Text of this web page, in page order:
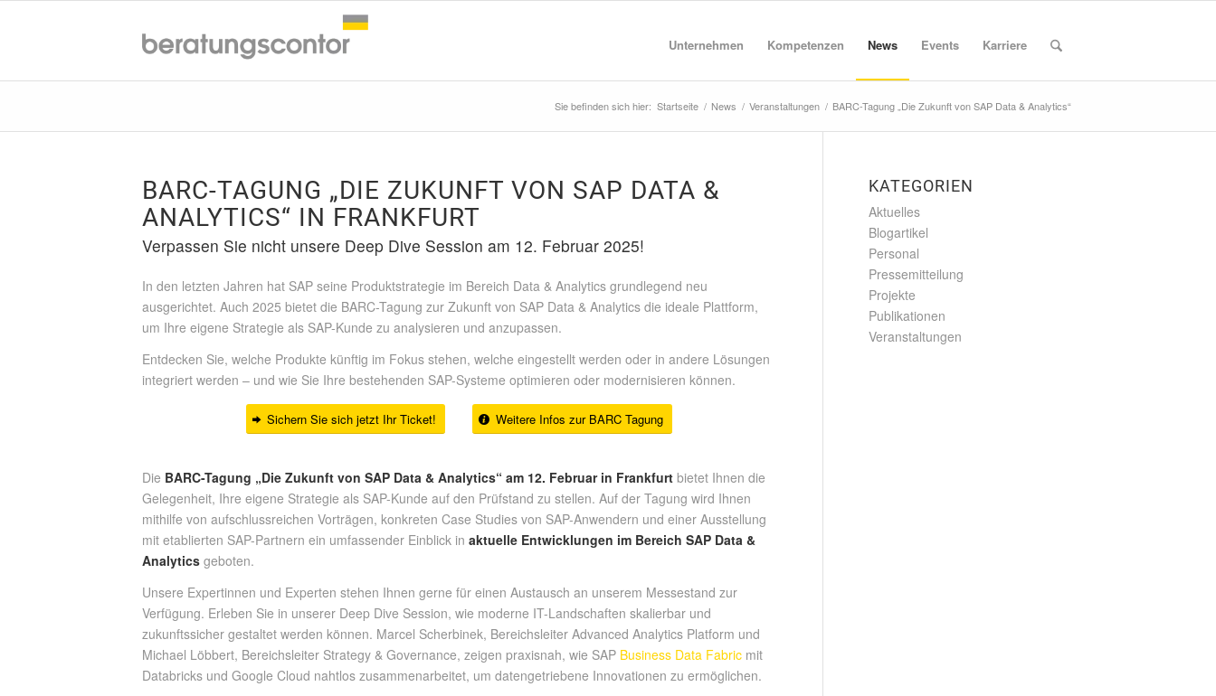
Unternehmen Kompetenzen News Events Karriere
Sie befinden sich hier: Startseite / News / Veranstaltungen / BARC-Tagung „Die Zukunft von SAP Data & Analytics“
BARC-TAGUNG „DIE ZUKUNFT VON SAP DATA &
ANALYTICS“ IN FRANKFURT
Verpassen Sie nicht unsere Deep Dive Session am 12. Februar 2025!
In den letzten Jahren hat SAP seine Produktstrategie im Bereich Data & Analytics grundlegend neu
ausgerichtet. Auch 2025 bietet die BARC-Tagung zur Zukunft von SAP Data & Analytics die ideale Plattform,
um Ihre eigene Strategie als SAP-Kunde zu analysieren und anzupassen.
Entdecken Sie, welche Produkte künftig im Fokus stehen, welche eingestellt werden oder in andere Lösungen
integriert werden – und wie Sie Ihre bestehenden SAP-Systeme optimieren oder modernisieren können.
Sichern Sie sich jetzt Ihr Ticket! Weitere Infos zur BARC Tagung
Die BARC-Tagung „Die Zukunft von SAP Data & Analytics“ am 12. Februar in Frankfurt bietet Ihnen die
Gelegenheit, Ihre eigene Strategie als SAP-Kunde auf den Prüfstand zu stellen. Auf der Tagung wird Ihnen
mithilfe von aufschlussreichen Vorträgen, konkreten Case Studies von SAP-Anwendern und einer Ausstellung
mit etablierten SAP-Partnern ein umfassender Einblick in aktuelle Entwicklungen im Bereich SAP Data &
Analytics geboten.
Unsere Expertinnen und Experten stehen Ihnen gerne für einen Austausch an unserem Messestand zur
Verfügung. Erleben Sie in unserer Deep Dive Session, wie moderne IT-Landschaften skalierbar und
zukunftssicher gestaltet werden können. Marcel Scherbinek, Bereichsleiter Advanced Analytics Platform und
Michael Löbbert, Bereichsleiter Strategy & Governance, zeigen praxisnah, wie SAP Business Data Fabric mit
Databricks und Google Cloud nahtlos zusammenarbeitet, um datengetriebene Innovationen zu ermöglichen.
KATEGORIEN
Aktuelles
Blogartikel
Personal
Pressemitteilung
Projekte
Publikationen
Veranstaltungen